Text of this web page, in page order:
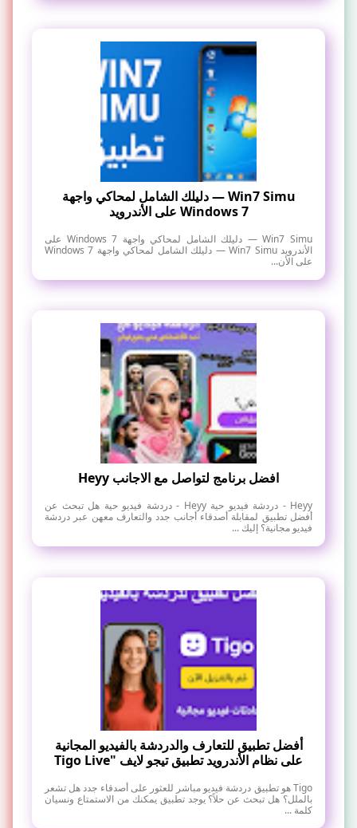
Win7 Simu — دليلك الشامل لمحاكي واجهة
Windows 7 على الأندرويد
Win7 Simu — دليلك الشامل لمحاكي واجهة Windows 7 على
الأندرويد Win7 Simu — دليلك الشامل لمحاكي واجهة Windows 7
على الأن...
افضل برنامج لتواصل مع الاجانب Heyy
Heyy - دردشة فيديو حية Heyy - دردشة فيديو حية هل تبحث عن
أفضل تطبيق لمقابلة أصدقاء أجانب جدد والتعارف معهن عبر دردشة
فيديو مجانية؟ إليك ...
أفضل تطبيق للتعارف والدردشة بالفيديو المجانية
على نظام الأندرويد تطبيق تيجو لايف "Tigo Live
Tigo هو تطبيق دردشة فيديو مباشر للعثور على أصدقاء جدد هل تشعر
بالملل؟ هل تبحث عن حلاً؟ يوجد تطبيق يمكنك من الاستمتاع ونسيان
كلمة ...